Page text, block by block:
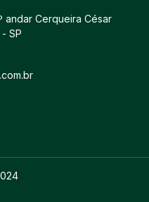
andar Cerqueira César
SP